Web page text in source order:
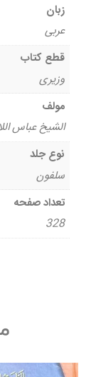
زبان
عربی
قطع کتاب
وزیری
مولف
الشیخ عباس
نوع جلد
سلفون
تعداد صفحه
328